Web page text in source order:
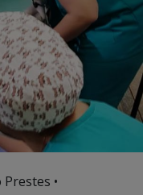
Prestes •